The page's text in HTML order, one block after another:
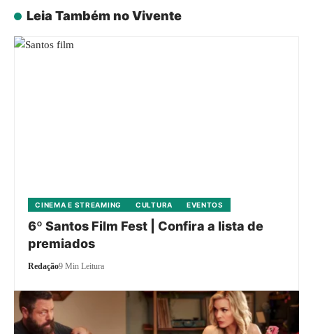
Leia Também no Vivente
CINEMA E STREAMING CULTURA EVENTOS
6º Santos Film Fest | Confira a lista de
premiados
Redação9 Min Leitura